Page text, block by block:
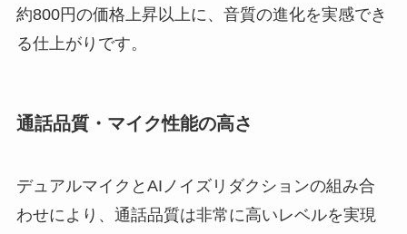
約800円の価格上昇以上に、音質の進化を実感でき
る仕上がりです。
通話品質・マイク性能の高さ
デュアルマイクとAIノイズリダクションの組み合
わせにより、通話品質は非常に高いレベルを実現